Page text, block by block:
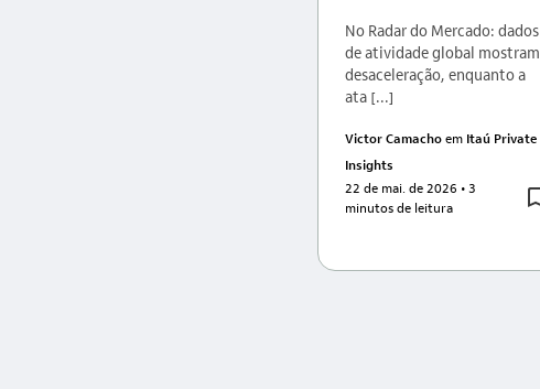
No Radar do Mercado: dados
de atividade global mostram
desaceleração, enquanto a
ata [...]
Victor Camachoem Itaú Private
Insights
22 de mai. de 2026 • 3
minutos de leitura